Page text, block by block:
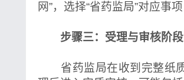
网”，选择“省药监局”对应事
步骤三：受理与审核阶段
省药监局在收到完整纸质